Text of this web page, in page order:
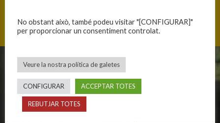
CLUB
Història
Organització
EQUIPS
Primer equip masculí
No obstant això, també podeu visitar "[CONFIGURAR]"
per proporcionar un consentiment controlat.
Veure la nostra política de galetes
CONFIGURAR ACCEPTAR TOTES
REBUTJAR TOTES